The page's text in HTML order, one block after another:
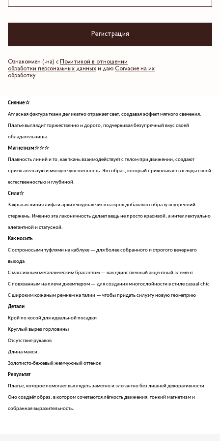
Регистрация
Ознакомлен (-на) с
Политикой в отношении
обработки персональных данных и даю Согласие на их
обработку
Почему оно вам нужно
Создаёт утончённый и женственный силуэт без лишних деталей
Визуально вытягивает пропорции благодаря безупречной посадке и длине
Легко адаптируется от статусных дневных событий к торжественным вечерним выходам
Добавляет гардеробу инвестиционную вещь, неподвластную времени
Сочетается с любыми акцентными дополнениями, оставаясь благородной базой
Сияние☆
Атласная фактура ткани деликатно отражает свет, создавая эффект мягкого свечения.
Платье выглядит торжественно и дорого, подчеркивая безупречный вкус своей
обладательницы.
Магнетизм☆☆☆
Плавность линий и то, как ткань взаимодействует с телом при движении, создают
притягательную и мягкую чувственность. Это образ, который приковывает взгляды своей
естественностью и глубиной.
Сила☆
Закрытая линия лифа и архитектурная чистота кроя добавляют образу внутренний
стержень. Именно эта лаконичность делает вещь не просто красивой, а интеллектуально
элегантной и статусной.
Как носить
С остроносыми туфлями на каблуке — для более собранного и строгого вечернего
выхода
С массивным металлическим браслетом — как единственный акцентный элемент
С повязанным на плечи джемпером — для создания многослойности в стиле casual chic
С широким кожаным ремнем на талии — чтобы придать силуэту новую геометрию
Детали
Крой по косой для идеальной посадки
Круглый вырез горловины
Отсутствие рукавов
Длина макси
Золотисто-бежевый жемчужный оттенок
Результат
Платье, которое помогает выглядеть заметно и элегантно без лишней декоративности.
Оно создаёт образ, в котором сочетаются лёгкость движения, тонкий магнетизм и
собранная выразительность.